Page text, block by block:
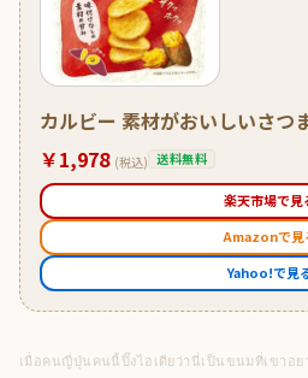
カルビー 素材がおいしいさ
￥1,978 (税込) 送料無料
楽天市場で見
Amazonで見
Yahoo!で見